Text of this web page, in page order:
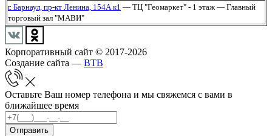
г. Барнаул, пр-кт Ленина, 154А к1 — ТЦ "Геомаркет" - 1 этаж — Главный
торговый зал "МАВИ"
Корпоративный сайт © 2017-2026
Создание сайта — BTB
Оставьте Ваш номер телефона и мы свяжемся с вами в
ближайшее время
Отправить